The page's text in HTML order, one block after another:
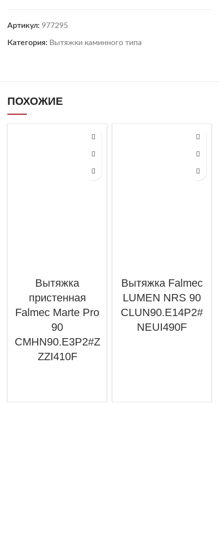
Артикул: 977295
Категория: Вытяжки каминного типа
ПОХОЖИЕ
Вытяжка
пристенная
Falmec Marte Pro
90
CMHN90.E3P2#Z
ZZI410F
Вытяжка Falmec
LUMEN NRS 90
CLUN90.E14P2#
NEUI490F